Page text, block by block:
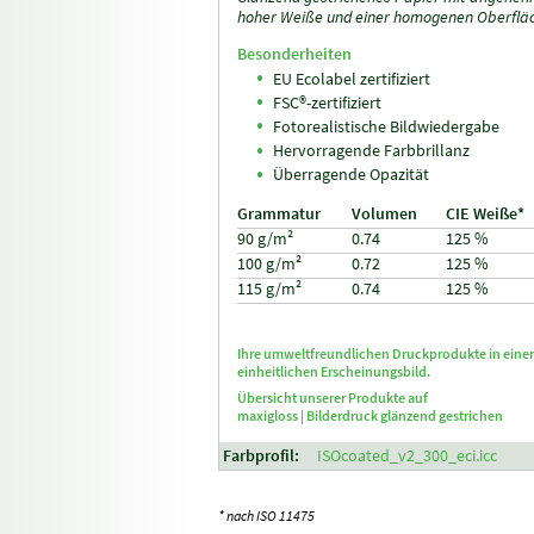
hoher Weiße und einer homogenen
Besonderheiten
EU Ecolabel zertifiziert
FSC®-zertifiziert
Fotorealistische Bildwiedergabe
Hervorragende Farbbrillanz
Überragende Opazität
Farbprofil: ISOcoated_v2_300_eci.icc
Grammatur Volumen
CIE Weiße*
90 g/m²
0.74
125 %
100 g/m²
0.72
125 %
115 g/m²
0.74 125 %
Ihre umweltfreundlichen Druckprodukte in
einheitlichen Erscheinungsbild.
Übersicht unserer Produkte auf
maxigloss | Bilderdruck glänzend gestrichen
* nach ISO 11475